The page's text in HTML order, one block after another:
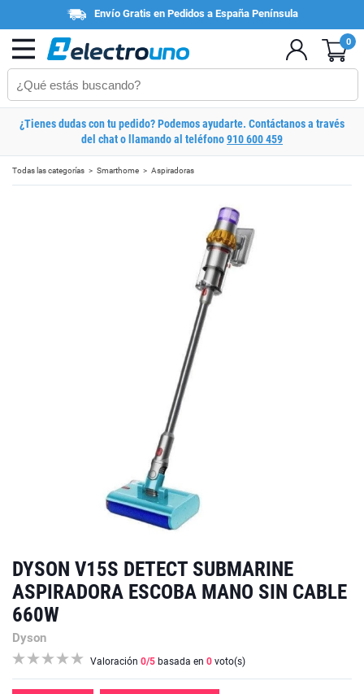
Envío Gratis en Pedidos a España Península
0
¿Tienes dudas con tu pedido? Podemos ayudarte. Contáctanos a través
del chat o llamando al teléfono910 600 459
Todas las categorías Smarthome Aspiradoras
DYSON V15S DETECT SUBMARINE
ASPIRADORA ESCOBA MANO SIN CABLE
660W
Dyson
Valoración 0/5 basada en 0 voto(s)